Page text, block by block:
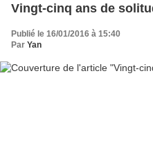
Vingt-cinq ans de
Publié le 16/01/2016 à 15:40
Par Yan